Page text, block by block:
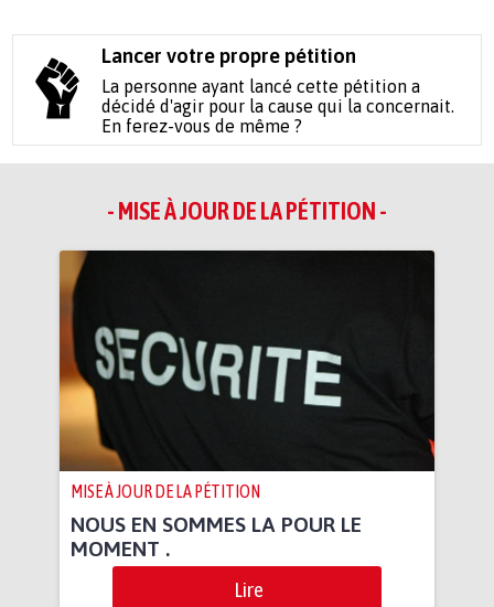
Lancer votre propre pétition
La personne ayant lancé cette pétition a
décidé d'agir pour la cause qui la concernait.
En ferez-vous de même ?
- MISE À JOUR DE LA PÉTITION -
MISE À JOUR DE LA PÉTITION
NOUS EN SOMMES LA POUR LE
MOMENT .
Lire